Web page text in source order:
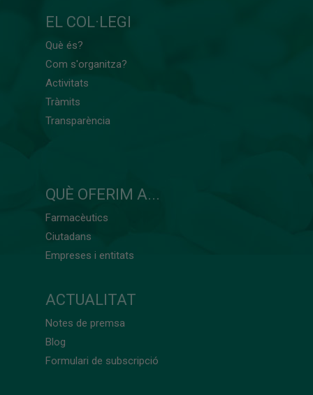
EL COL·LEGI
Què és?
Com s'organitza?
Activitats
Tràmits
Transparència
QUÈ OFERIM A...
Farmacèutics
Ciutadans
Empreses i entitats
ACTUALITAT
Notes de premsa
Blog
Formulari de subscripció